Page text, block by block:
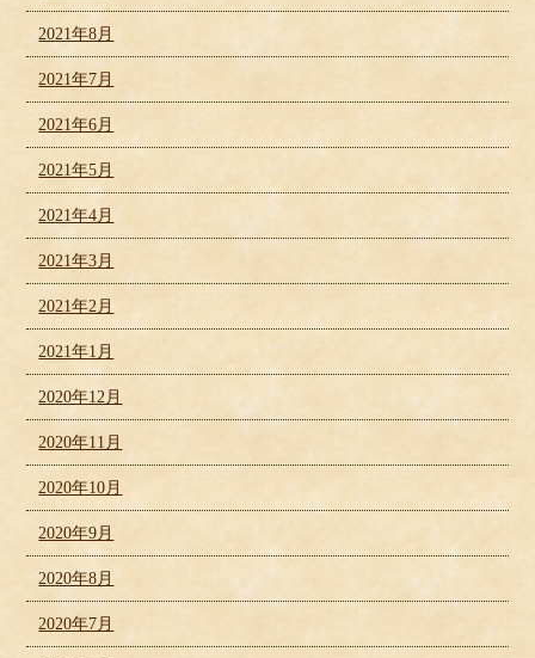
2021年8月
2021年7月
2021年6月
2021年5月
2021年4月
2021年3月
2021年2月
2021年1月
2020年12月
2020年11月
2020年10月
2020年9月
2020年8月
2020年7月